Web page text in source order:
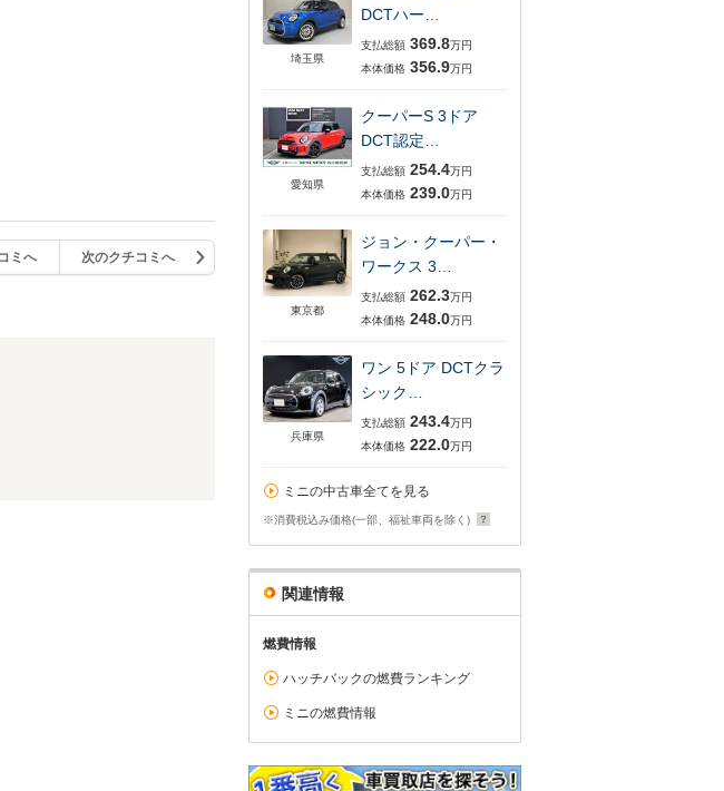
ミへ 次のクチコミへ
埼玉県
DCTハー…
支払総額 369.8万円
本体価格 356.9万円
愛知県
クーパーS 3ドア
DCT認定…
支払総額 254.4万円
本体価格 239.0万円
東京都
ジョン・クーパー・
ワークス 3…
支払総額 262.3万円
本体価格 248.0万円
兵庫県
ワン 5ドア DCTクラ
シック…
支払総額 243.4万円
本体価格 222.0万円
ミニの中古車全てを見る
※消費税込み価格(一部、福祉車両を除く)
関連情報
燃費情報
ハッチバックの燃費ランキング
ミニの燃費情報